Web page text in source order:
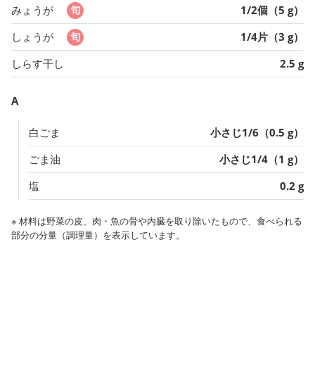
みょうが
1/2個（5 g）
しょうが
1/4片（3 g）
しらす干し
2.5 g
A
白ごま
小さじ1/6（0.5 g）
ごま油
小さじ1/4（1 g）
塩
0.2 g
※ 材料は野菜の皮、肉・魚の骨や内臓を取り除いたもので、食べられる
部分の分量（調理量）を表示しています。